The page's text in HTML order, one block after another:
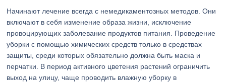
Начинают лечение всегда с немедикаментозных методов. Они
включают в себя изменение образа жизни, исключение
провоцирующих заболевание продуктов питания. Проведение
уборки с помощью химических средств только в средствах
защиты, среди которых обязательно должна быть маска и
перчатки. В период активного цветения растений ограничить
выход на улицу, чаще проводить влажную уборку в